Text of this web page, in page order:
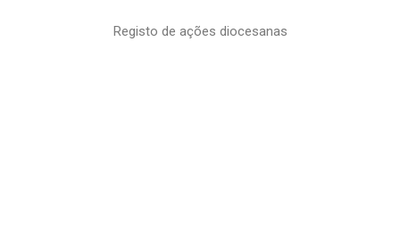
Registo de ações diocesanas